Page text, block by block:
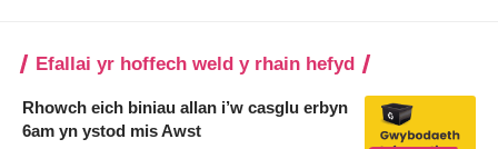
Efallai yr hoffech weld y rhain hefyd
Rhowch eich biniau allan i’w casglu erbyn
6am yn ystod mis Awst